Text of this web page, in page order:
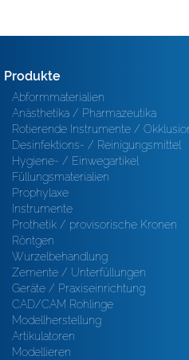
Produkte
Abformmaterialien
Anästhetika / Pharmazeutika
Rotierende Instrumente /
Desinfektions- / Reinigungsmittel
Hygiene- / Einwegartikel
Füllungsmaterialien
Prophylaxe
Instrumente
Prothetik / provisorische Kronen
Röntgen
Wurzelbehandlung
Zemente / Unterfüllungen
Geräte / Praxiseinrichtung
CAD/CAM Rohlinge
Modellherstellung
Artikulatoren
Modellieren